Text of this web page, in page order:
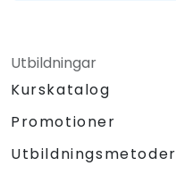
Utbildningar
Kurskatalog
Promotioner
Utbildningsmetoder